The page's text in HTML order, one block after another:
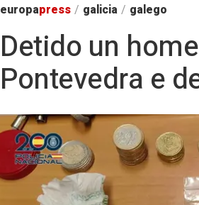
europapress / galicia / galego
Detido un
Pontevedra e